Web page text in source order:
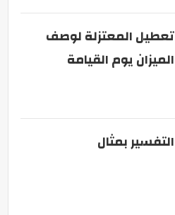
تعطيل المعتزلة لوصف
الميزان يوم القيامة
التفسير بمثال